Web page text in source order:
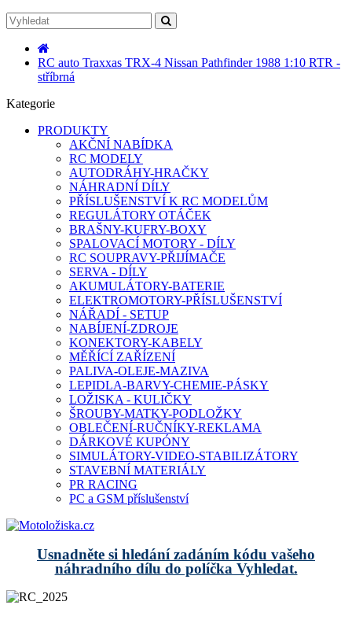
RC auto Traxxas TRX-4 Nissan Pathfinder 1988 1:10 RTR -
stříbrná
Kategorie
PRODUKTY
AKČNÍ NABÍDKA
RC MODELY
AUTODRÁHY-HRAČKY
NÁHRADNÍ DÍLY
PŘÍSLUŠENSTVÍ K RC MODELŮM
REGULÁTORY OTÁČEK
BRAŠNY-KUFRY-BOXY
SPALOVACÍ MOTORY - DÍLY
RC SOUPRAVY-PŘIJÍMAČE
SERVA - DÍLY
AKUMULÁTORY-BATERIE
ELEKTROMOTORY-PŘÍSLUŠENSTVÍ
NÁŘADÍ - SETUP
NABÍJENÍ-ZDROJE
KONEKTORY-KABELY
MĚŘÍCÍ ZAŘÍZENÍ
PALIVA-OLEJE-MAZIVA
LEPIDLA-BARVY-CHEMIE-PÁSKY
LOŽISKA - KULIČKY
ŠROUBY-MATKY-PODLOŽKY
OBLEČENÍ-RUČNÍKY-REKLAMA
DÁRKOVÉ KUPÓNY
SIMULÁTORY-VIDEO-STABILIZÁTORY
STAVEBNÍ MATERIÁLY
PR RACING
PC a GSM příslušenství
Usnadněte si hledání zadáním kódu vašeho
náhradního dílu do políčka Vyhledat.